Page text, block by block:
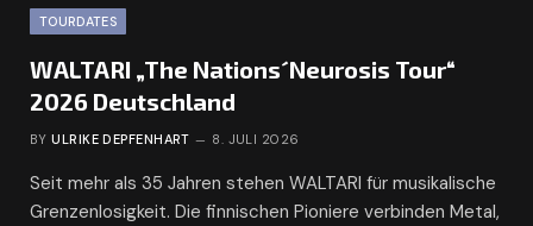
TOURDATES
WALTARI „The Nations´Neurosis Tour“
2026 Deutschland
BY ULRIKE DEPFENHART 8. JULI 2026
Seit mehr als 35 Jahren stehen WALTARI für musikalische
Grenzenlosigkeit. Die finnischen Pioniere verbinden Metal,